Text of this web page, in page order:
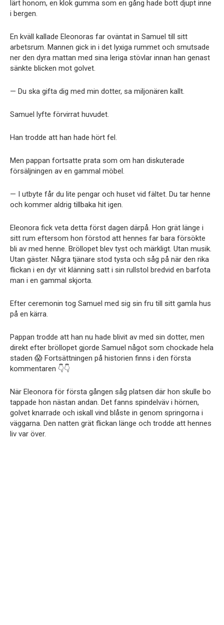
lärt honom, en klok gumma som en gång hade bott djupt inne
i bergen.
En kväll kallade Eleonoras far oväntat in Samuel till sitt
arbetsrum. Mannen gick in i det lyxiga rummet och smutsade
ner den dyra mattan med sina leriga stövlar innan han genast
sänkte blicken mot golvet.
— Du ska gifta dig med min dotter, sa miljonären kallt.
Samuel lyfte förvirrat huvudet.
Han trodde att han hade hört fel.
Men pappan fortsatte prata som om han diskuterade
försäljningen av en gammal möbel.
— I utbyte får du lite pengar och huset vid fältet. Du tar henne
och kommer aldrig tillbaka hit igen.
Eleonora fick veta detta först dagen därpå. Hon grät länge i
sitt rum eftersom hon förstod att hennes far bara försökte
bli av med henne. Bröllopet blev tyst och märkligt. Utan musik.
Utan gäster. Några tjänare stod tysta och såg på när den rika
flickan i en dyr vit klänning satt i sin rullstol bredvid en barfota
man i en gammal skjorta.
Efter ceremonin tog Samuel med sig sin fru till sitt gamla hus
på en kärra.
Pappan trodde att han nu hade blivit av med sin dotter, men
direkt efter bröllopet gjorde Samuel något som chockade hela
staden 😱 Fortsättningen på historien finns i den första
kommentaren 👇👇
När Eleonora för första gången såg platsen där hon skulle bo
tappade hon nästan andan. Det fanns spindelväv i hörnen,
golvet knarrade och iskall vind blåste in genom springorna i
väggarna. Den natten grät flickan länge och trodde att hennes
liv var över.